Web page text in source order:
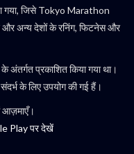
गया, जिसे Tokyo Marathon
और अन्य देशों के रनिंग, फिटनेस और
अंतर्गत प्रकाशित किया गया था।
के लिए उपयोग की गई हैं।
आज़माएँ।
Play पर देखें